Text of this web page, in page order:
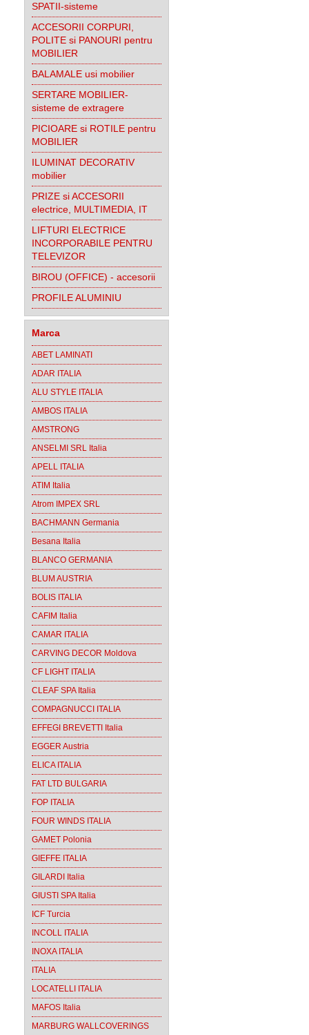
SPATII-sisteme
ACCESORII CORPURI,
POLITE si PANOURI pentru
MOBILIER
BALAMALE usi mobilier
SERTARE MOBILIER-
sisteme de extragere
PICIOARE si ROTILE pentru
MOBILIER
ILUMINAT DECORATIV
mobilier
PRIZE si ACCESORII
electrice, MULTIMEDIA, IT
LIFTURI ELECTRICE
INCORPORABILE PENTRU
TELEVIZOR
BIROU (OFFICE) - accesorii
PROFILE ALUMINIU
Marca
ABET LAMINATI
ADAR ITALIA
ALU STYLE ITALIA
AMBOS ITALIA
AMSTRONG
ANSELMI SRL Italia
APELL ITALIA
ATIM Italia
Atrom IMPEX SRL
BACHMANN Germania
Besana Italia
BLANCO GERMANIA
BLUM AUSTRIA
BOLIS ITALIA
CAFIM Italia
CAMAR ITALIA
CARVING DECOR Moldova
CF LIGHT ITALIA
CLEAF SPA Italia
COMPAGNUCCI ITALIA
EFFEGI BREVETTI Italia
EGGER Austria
ELICA ITALIA
FAT LTD BULGARIA
FOP ITALIA
FOUR WINDS ITALIA
GAMET Polonia
GIEFFE ITALIA
GILARDI Italia
GIUSTI SPA Italia
ICF Turcia
INCOLL ITALIA
INOXA ITALIA
ITALIA
LOCATELLI ITALIA
MAFOS Italia
MARBURG WALLCOVERINGS